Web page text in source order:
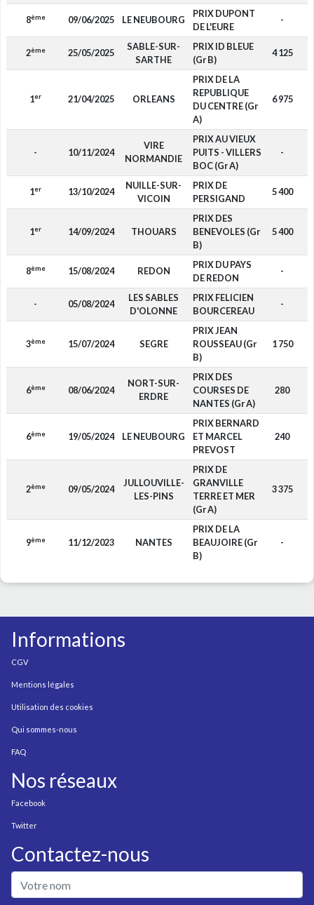
8ème 09/06/2025 LE NEUBOURG
PRIX DUPONT
DE L'EURE
-
2ème 25/05/2025
SABLE-SUR-
SARTHE
PRIX ID BLEUE
(Gr B)
4 125
1er 21/04/2025 ORLEANS
PRIX DE LA
REPUBLIQUE
DU CENTRE (Gr
A)
6 975
- 10/11/2024
VIRE
NORMANDIE
PRIX AU VIEUX
PUITS - VILLERS
BOC (Gr A)
-
1er 13/10/2024
NUILLE-SUR-
VICOIN
PRIX DE
PERSIGAND
5 400
1er 14/09/2024 THOUARS
PRIX DES
BENEVOLES (Gr
B)
5 400
8ème 15/08/2024 REDON
PRIX DU PAYS
DE REDON
-
- 05/08/2024
LES SABLES
D'OLONNE
PRIX FELICIEN
BOURCEREAU
-
3ème 15/07/2024 SEGRE
PRIX JEAN
ROUSSEAU (Gr
B)
1 750
6ème 08/06/2024
NORT-SUR-
ERDRE
PRIX DES
COURSES DE
NANTES (Gr A)
280
6ème 19/05/2024 LE NEUBOURG
PRIX BERNARD
ET MARCEL
PREVOST
240
2ème 09/05/2024
JULLOUVILLE-
LES-PINS
PRIX DE
GRANVILLE
TERRE ET MER
(Gr A)
3 375
9ème 11/12/2023 NANTES
PRIX DE LA
BEAUJOIRE (Gr
B)
-
Informations
CGV
Mentions légales
Utilisation des cookies
Qui sommes-nous
FAQ
Nos réseaux
Facebook
Twitter
Contactez-nous